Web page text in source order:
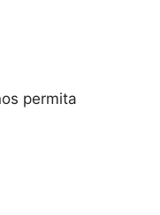
permita